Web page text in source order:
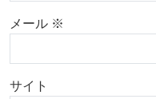
メール ※
サイト